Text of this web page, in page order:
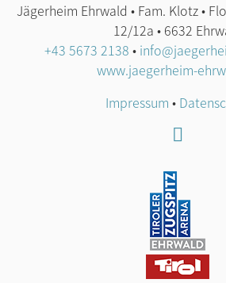
Jägerheim Ehrwald • Fam. Klotz •
12/12a • 6632
+43 5673 2138 •
www.jaegerheim-
Impressum •